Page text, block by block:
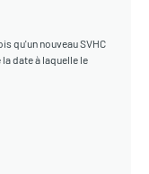
qu'un nouveau SVHC
date à laquelle le